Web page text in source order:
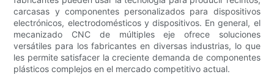
carcasas y componentes personalizados para dispositivos
electrónicos, electrodomésticos y dispositivos. En general, el
mecanizado CNC de múltiples eje ofrece soluciones
versátiles para los fabricantes en diversas industrias, lo que
les permite satisfacer la creciente demanda de componentes
plásticos complejos en el mercado competitivo actual.